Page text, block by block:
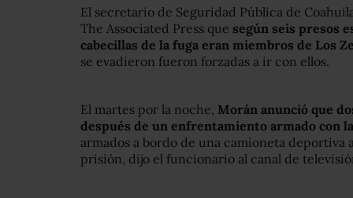
El secretario de Seguridad Pública de
The Associated Press que según seis presos
cabecillas de la fuga eran miembros de Los
se evadieron fueron forzadas a ir con ellos.
El martes por la noche, Morán anunció que
después de un enfrentamiento armado con
armados a bordo de una camioneta deportiva
prisión, dijo el funcionario al canal de